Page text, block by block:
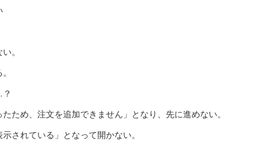
。
ため、注文を追加できません」となり、先に進めない。
されている」となって開かない。